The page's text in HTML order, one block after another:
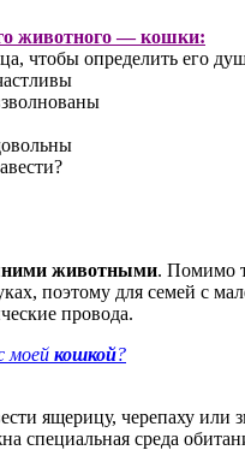
животного — кошки:
чтобы определить его
животными. Помимо
поэтому для семей с
провода.
моей кошкой?
ящерицу, черепаху
специальная среда